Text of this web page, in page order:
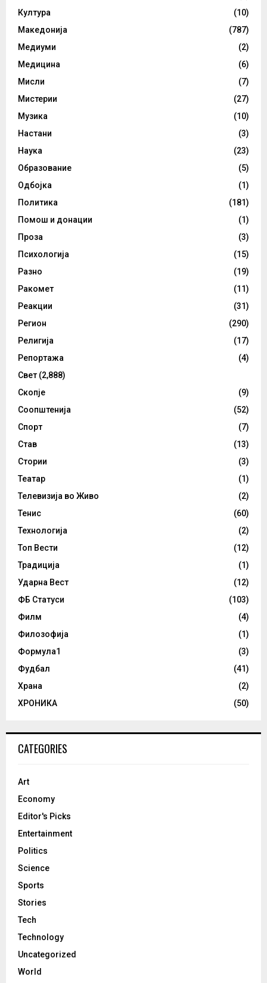
Култура
(10)
Македонија
(787)
Медиуми
(2)
Медицина
(6)
Мисли
(7)
Мистерии
(27)
Музика
(10)
Настани
(3)
Наука
(23)
Образование
(5)
Одбојка
(1)
Политика
(181)
Помош и донации
(1)
Проза
(3)
Психологија
(15)
Разно
(19)
Ракомет
(11)
Реакции
(31)
Регион
(290)
Религија
(17)
Репортажа
(4)
Свет (2,888)
Скопје
(9)
Соопштенија
(52)
Спорт
(7)
Став
(13)
Стории
(3)
Театар
(1)
Телевизија во Живо
(2)
Тенис
(60)
Технологија
(2)
Топ Вести
(12)
Традиција
(1)
Ударна Вест
(12)
ФБ Статуси
(103)
Филм
(4)
Филозофија
(1)
Формула1
(3)
Фудбал
(41)
Храна
(2)
ХРОНИКА
(50)
CATEGORIES
Art
Economy
Editor's Picks
Entertainment
Politics
Science
Sports
Stories
Tech
Technology
Uncategorized
World